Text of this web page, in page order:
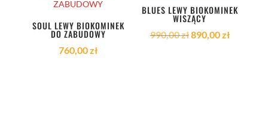
SOUL LEWY BIOKOMINEK
DO ZABUDOWY
760,00zł
BLUES LEWY BIOKOMINEK
WISZĄCY
990,00złPierwotna
890,00złAktualna